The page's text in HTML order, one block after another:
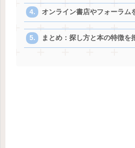
オンライン書店やフォーラム
まとめ：探し方と本の特徴を